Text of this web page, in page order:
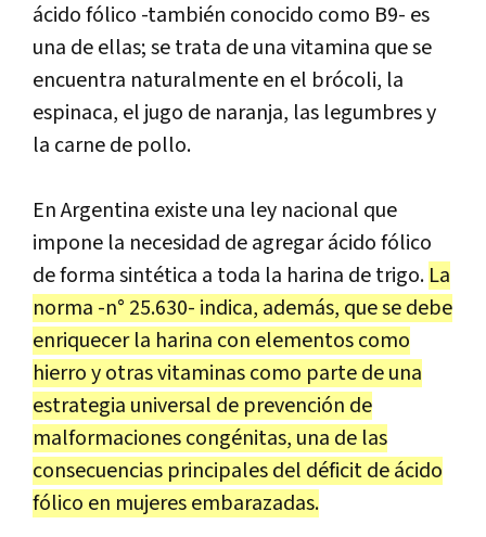
ácido fólico -también conocido como B9- es
una de ellas; se trata de una vitamina que se
encuentra naturalmente en el brócoli, la
espinaca, el jugo de naranja, las legumbres y
la carne de pollo.
En Argentina existe una ley nacional que
impone la necesidad de agregar ácido fólico
de forma sintética a toda la harina de trigo. La
norma -n° 25.630- indica, además, que se debe
enriquecer la harina con elementos como
hierro y otras vitaminas como parte de una
estrategia universal de prevención de
malformaciones congénitas, una de las
consecuencias principales del déficit de ácido
fólico en mujeres embarazadas.